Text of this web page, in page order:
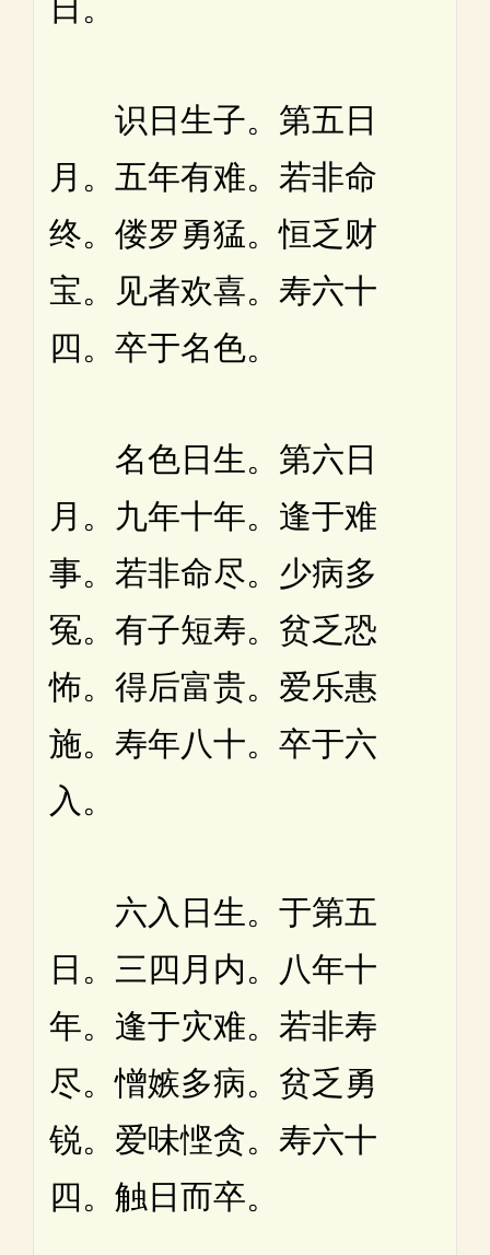
日。
识日生子。第五日
月。五年有难。若非命
终。偻罗勇猛。恒乏财
宝。见者欢喜。寿六十
四。卒于名色。
名色日生。第六日
月。九年十年。逢于难
事。若非命尽。少病多
冤。有子短寿。贫乏恐
怖。得后富贵。爱乐惠
施。寿年八十。卒于六
入。
六入日生。于第五
日。三四月内。八年十
年。逢于灾难。若非寿
尽。憎嫉多病。贫乏勇
锐。爱味悭贪。寿六十
四。触日而卒。